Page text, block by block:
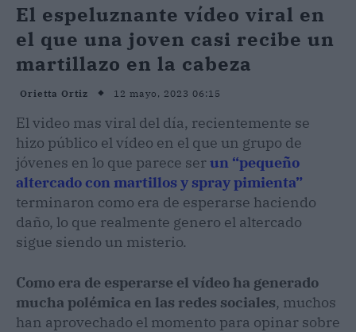
El espeluznante vídeo viral en
el que una joven casi recibe un
martillazo en la cabeza
Orietta Ortiz 12 mayo, 2023 06:15
El video mas viral del día, recientemente se
hizo público el vídeo en el que un grupo de
jóvenes en lo que parece serun “pequeño
altercado con martillos y spray pimienta”
terminaron como era de esperarse haciendo
daño, lo que realmente genero el altercado
sigue siendo un misterio.
Como era de esperarse el vídeo ha generado
mucha polémica en las redes sociales, muchos
han aprovechado el momento para opinar sobre